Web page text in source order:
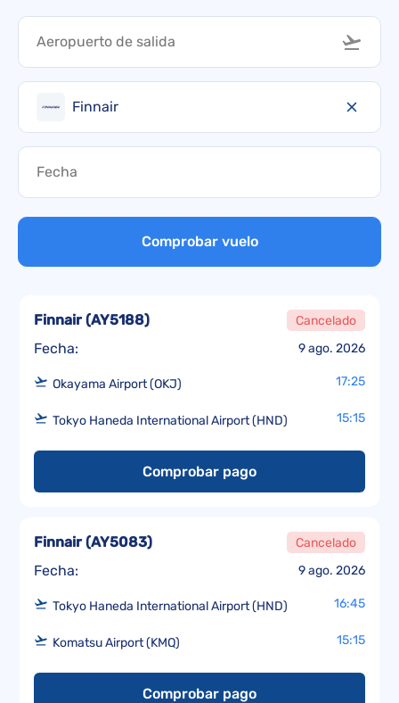
Finnair
Comprobar vuelo
Fecha: 9 ago. 2026
Finnair(AY5188) Cancelado
Okayama Airport (OKJ) 17:25
Tokyo Haneda International Airport (HND) 15:15
Comprobar pago
Fecha: 9 ago. 2026
Finnair(AY5083) Cancelado
Tokyo Haneda International Airport (HND) 16:45
Komatsu Airport (KMQ) 15:15
Comprobar pago